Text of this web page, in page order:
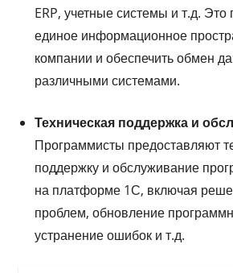
ERP, учетные системы и т.д. Это
единое информационное
компании и обеспечить обмен
различными системами.
Техническая поддержка и
Программисты предоставляют
поддержку и обслуживание
на платформе 1С, включая
проблем, обновление
устранение ошибок и т.д.